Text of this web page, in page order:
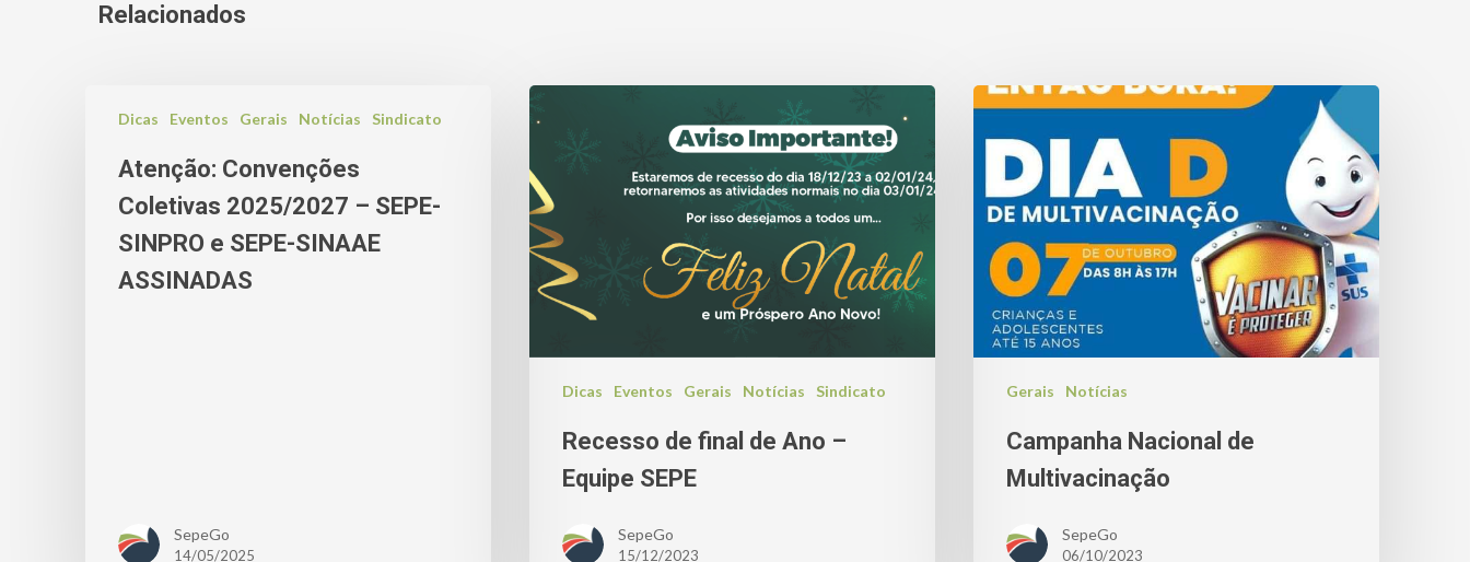
Relacionados
Dicas Eventos Gerais Notícias Sindicato
Atenção: Convenções
Coletivas 2025/2027 – SEPE-
SINPRO e SEPE-SINAAE
ASSINADAS
SepeGo
14/05/2025
Dicas Eventos Gerais Notícias Sindicato
Recesso de final de Ano –
Equipe SEPE
SepeGo
15/12/2023
Gerais Notícias
Campanha Nacional de
Multivacinação
SepeGo
06/10/2023